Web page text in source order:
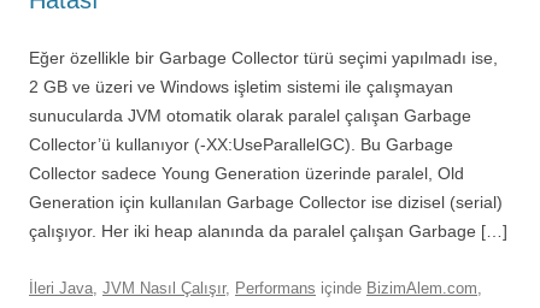
Eğer özellikle bir Garbage Collector türü seçimi yapılmadı ise,
2 GB ve üzeri ve Windows işletim sistemi ile çalışmayan
sunucularda JVM otomatik olarak paralel çalışan Garbage
Collector’ü kullanıyor (-XX:UseParallelGC). Bu Garbage
Collector sadece Young Generation üzerinde paralel, Old
Generation için kullanılan Garbage Collector ise dizisel (serial)
çalışıyor. Her iki heap alanında da paralel çalışan Garbage […]
İleri Java, JVM Nasıl Çalışır, Performans içinde BizimAlem.com,